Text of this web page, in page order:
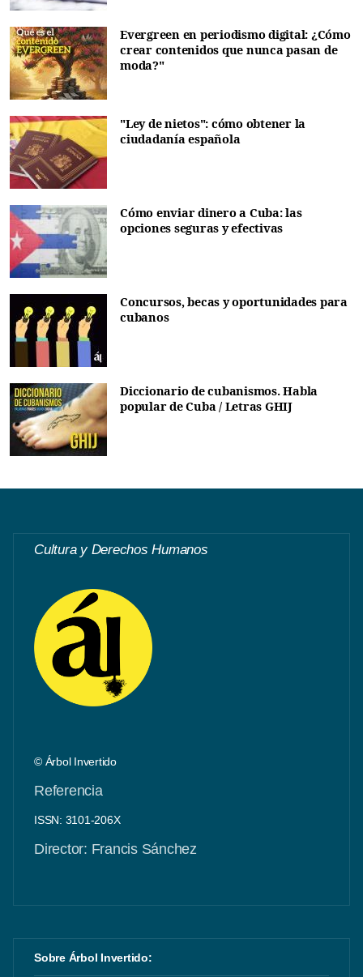
Evergreen en periodismo digital: ¿Cómo
crear contenidos que nunca pasan de
moda?"
"Ley de nietos": cómo obtener la
ciudadanía española
Cómo enviar dinero a Cuba: las
opciones seguras y efectivas
Concursos, becas y oportunidades para
cubanos
Diccionario de cubanismos. Habla
popular de Cuba / Letras GHIJ
Cultura y Derechos Humanos
© Árbol Invertido
Referencia
ISSN: 3101-206X
Director: Francis Sánchez
Sobre Árbol Invertido: